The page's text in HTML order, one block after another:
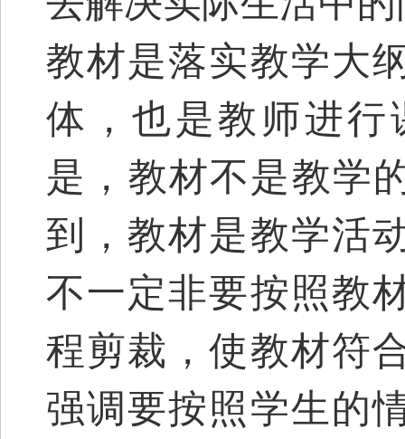
教材是落实教学大
体，也是教师进行
是，教材不是教学
到，教材是教学活
不一定非要按照教
程剪裁，使教材符
强调要按照学生的